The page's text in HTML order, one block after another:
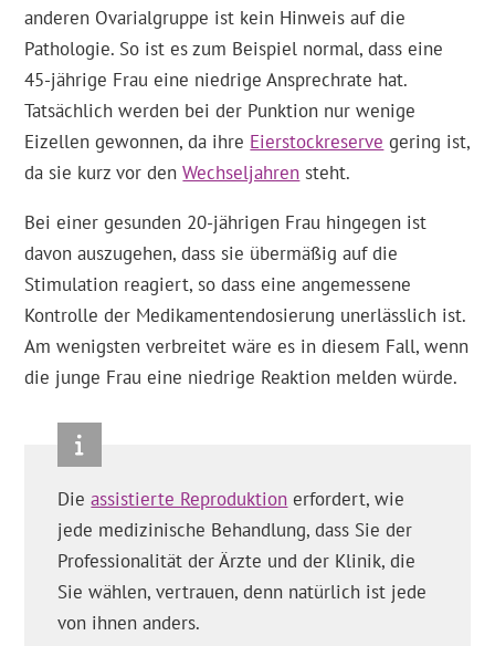
anderen Ovarialgruppe ist kein Hinweis auf die
Pathologie. So ist es zum Beispiel normal, dass eine
45-jährige Frau eine niedrige Ansprechrate hat.
Tatsächlich werden bei der Punktion nur wenige
Eizellen gewonnen, da ihre Eierstockreserve gering ist,
da sie kurz vor denWechseljahren steht.
Bei einer gesunden 20-jährigen Frau hingegen ist
davon auszugehen, dass sie übermäßig auf die
Stimulation reagiert, so dass eine angemessene
Kontrolle der Medikamentendosierung unerlässlich ist.
Am wenigsten verbreitet wäre es in diesem Fall, wenn
die junge Frau eine niedrige Reaktion melden würde.
Dieassistierte Reproduktion erfordert, wie
jede medizinische Behandlung, dass Sie der
Professionalität der Ärzte und der Klinik, die
Sie wählen, vertrauen, denn natürlich ist jede
von ihnen anders.